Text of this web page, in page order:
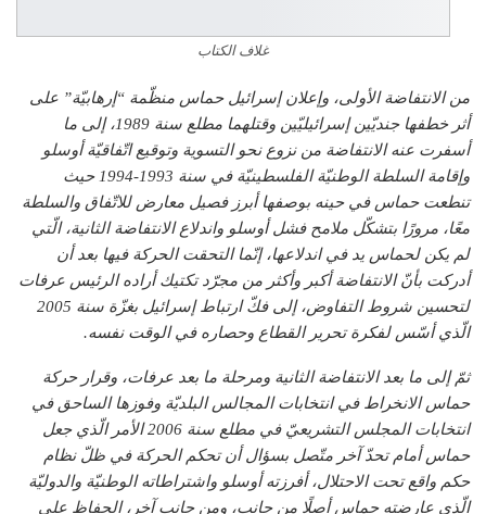
غلاف الكتاب
من الانتفاضة الأولى، وإعلان إسرائيل حماس منظّمة “إرهابيّة” على
أثر خطفها جنديّين إسرائيليّين وقتلهما مطلع سنة 1989، إلى ما
أسفرت عنه الانتفاضة من نزوع نحو التسوية وتوقيع اتّفاقيّة أوسلو
وإقامة السلطة الوطنيّة الفلسطينيّة في سنة 1993-1994 حيث
تنطعت حماس في حينه بوصفها أبرز فصيل معارض للاتّفاق والسلطة
معًا، مرورًا بتشكّل ملامح فشل أوسلو واندلاع الانتفاضة الثانية، الّتي
لم يكن لحماس يد في اندلاعها، إنّما التحقت الحركة فيها بعد أن
أدركت بأنّ الانتفاضة أكبر وأكثر من مجرّد تكتيك أراده الرئيس عرفات
لتحسين شروط التفاوض، إلى فكّ ارتباط إسرائيل بغزّة سنة 2005
الّذي أسّس لفكرة تحرير القطاع وحصاره في الوقت نفسه.
ثمّ إلى ما بعد الانتفاضة الثانية ومرحلة ما بعد عرفات، وقرار حركة
حماس الانخراط في انتخابات المجالس البلديّة وفوزها الساحق في
انتخابات المجلس التشريعيّ في مطلع سنة 2006 الأمر الّذي جعل
حماس أمام تحدّ آخر متّصل بسؤال أن تحكم الحركة في ظلّ نظام
حكم واقع تحت الاحتلال، أفرزته أوسلو واشتراطاته الوطنيّة والدوليّة
الّذي عارضته حماس أصلًا من جانب، ومن جانب آخر، الحفاظ على